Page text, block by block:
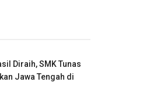
Diraih, SMK Tunas
Jawa Tengah di